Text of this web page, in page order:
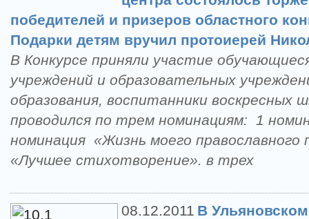
победителей и призеров областного
Подарки детям вручил протоиерей
В Конкурсе приняли участие
учреждений и образовательных
образования, воспитанники воскресных
проводился по трем номинациям: 1
номинация «Жизнь моего православного
«Лучшее стихотворение». в трех
08.12.2011 В